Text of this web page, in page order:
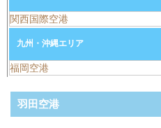
関西国際空港
九州・沖縄エリア
福岡空港
羽田空港